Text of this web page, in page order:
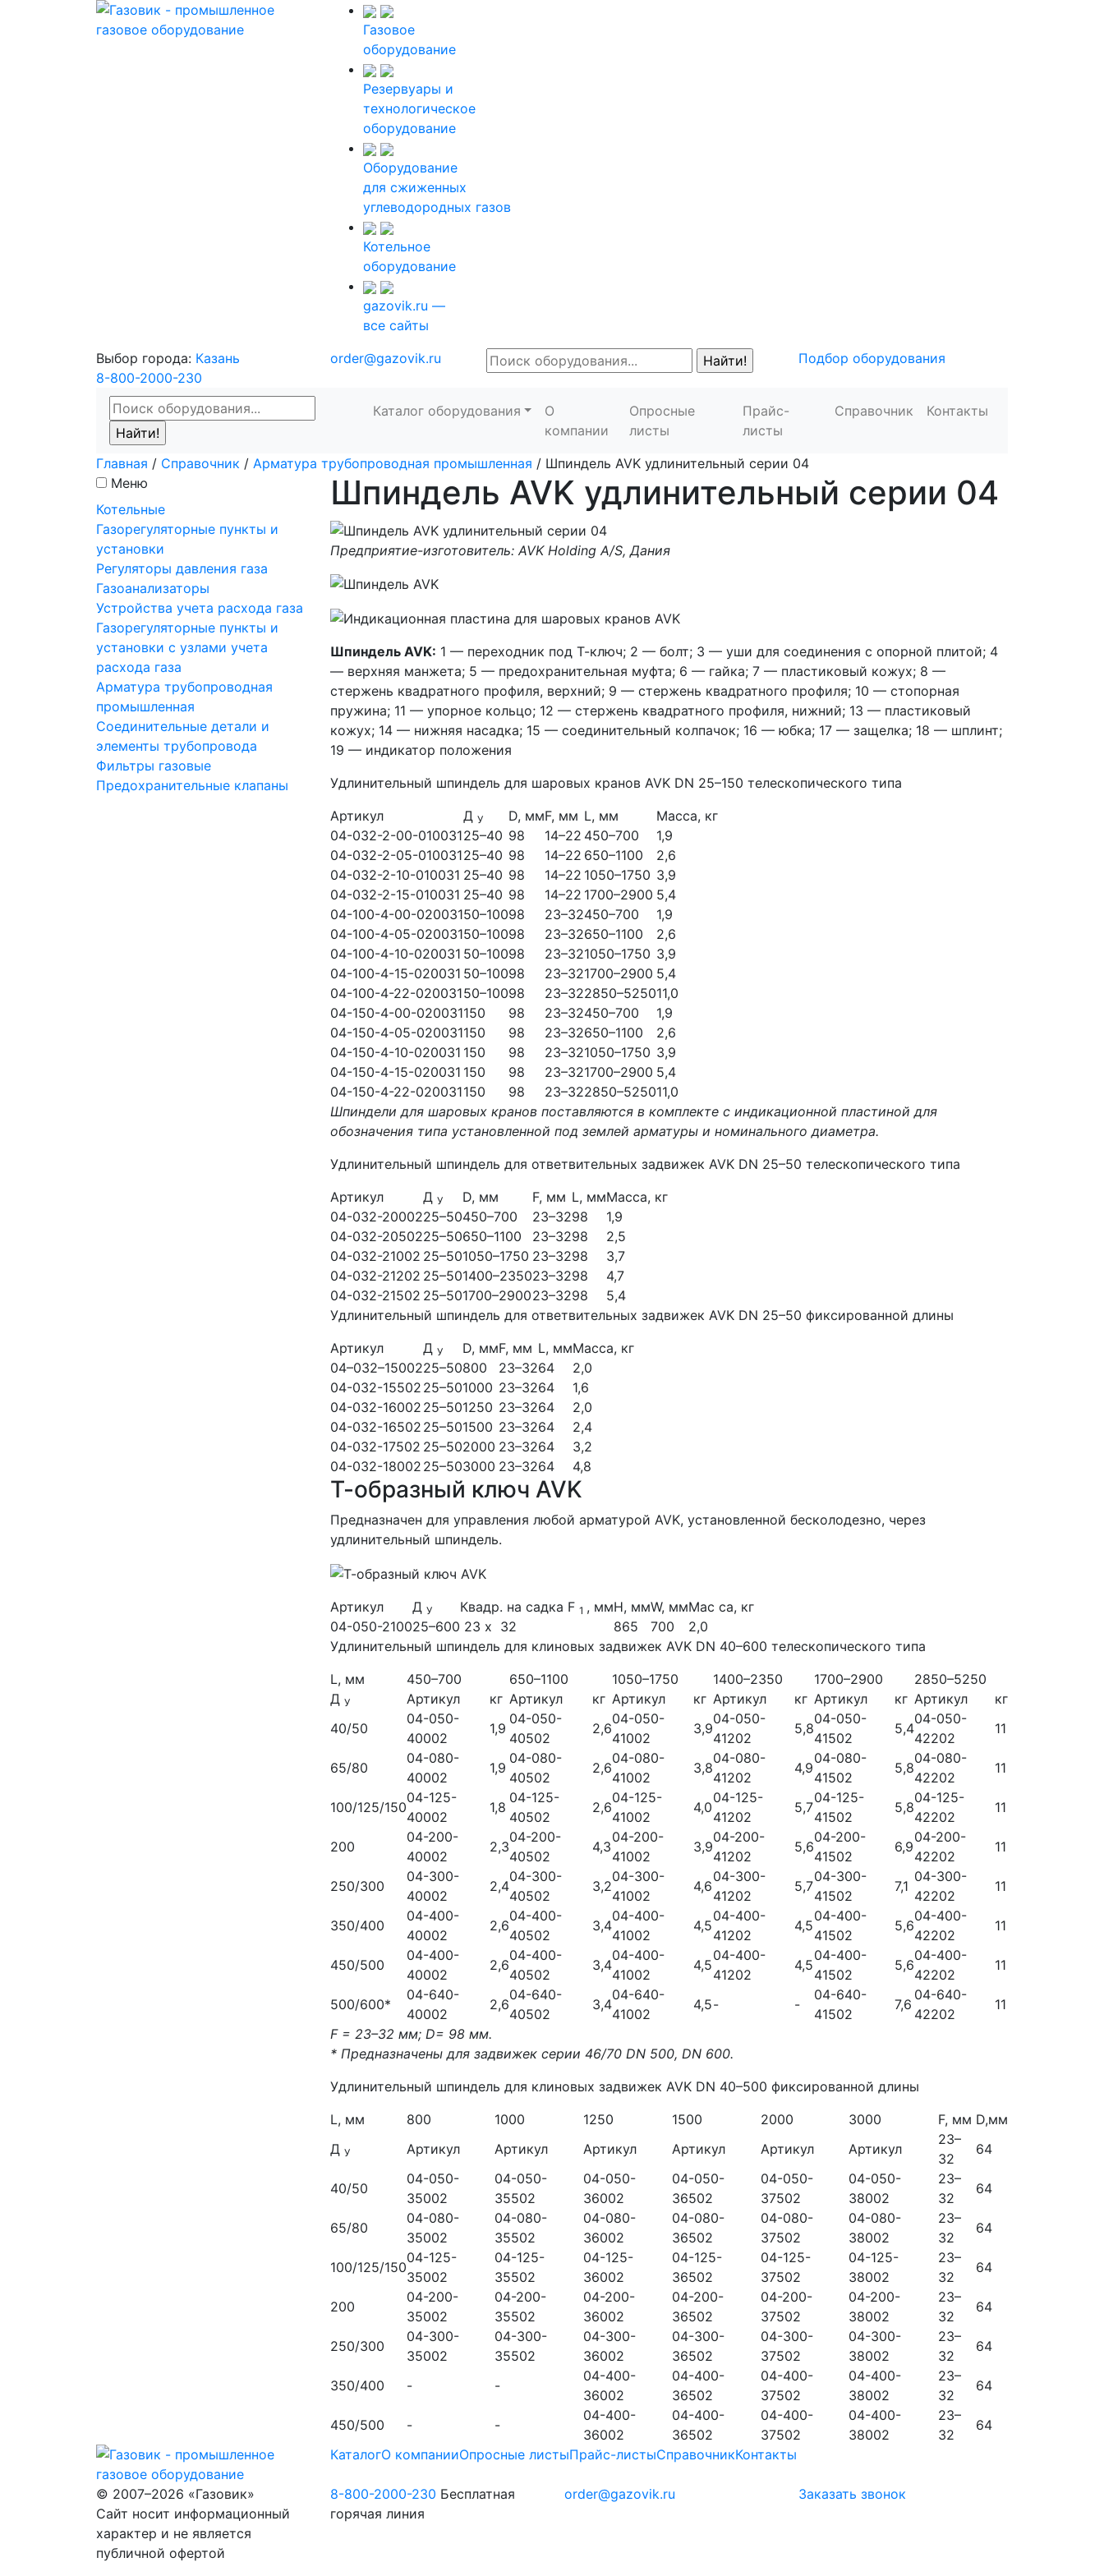
Газовое
оборудование
Резервуары и
технологическое
оборудование
Оборудование
для сжиженных
углеводородных газов
Котельное
оборудование
gazovik.ru —
все сайты
Выбор города: Казань
8-800-2000-230
order@gazovik.ru Подбор оборудования
Каталог оборудования
О
компании
Опросные
листы
Прайс-
листы
Справочник Контакты
Главная / Справочник / Арматура трубопроводная промышленная / Шпиндель AVK удлинительный серии 04
Меню
Котельные
Газорегуляторные пункты и
установки
Регуляторы давления газа
Газоанализаторы
Устройства учета расхода газа
Газорегуляторные пункты и
установки с узлами учета
расхода газа
Арматура трубопроводная
промышленная
Соединительные детали и
элементы трубопровода
Фильтры газовые
Предохранительные клапаны
Шпиндель AVK удлинительный серии 04
Предприятие-изготовитель: AVK Holding A/S, Дания
Шпиндель AVK: 1 — переходник под Т-ключ; 2 — болт; 3 — уши для соединения с опорной плитой; 4
— верхняя манжета; 5 — предохранительная муфта; 6 — гайка; 7 — пластиковый кожух; 8 —
стержень квадратного профиля, верхний; 9 — стержень квадратного профиля; 10 — стопорная
пружина; 11 — упорное кольцо; 12 — стержень квадратного профиля, нижний; 13 — пластиковый
кожух; 14 — нижняя насадка; 15 — соединительный колпачок; 16 — юбка; 17 — защелка; 18 — шплинт;
19 — индикатор положения
Удлинительный шпиндель для шаровых кранов AVK DN 25–150 телескопического типа
Артикул
Д У D, ммF, мм L, мм
Масса, кг
04-032-2-00-01003125–40 98 14–22 450–700
1,9
04-032-2-05-01003125–40 98 14–22 650–1100
2,6
04-032-2-10-010031 25–40 98 14–22 1050–1750 3,9
04-032-2-15-010031 25–40 98 14–22 1700–2900 5,4
04-100-4-00-02003150–10098 23–32450–700
1,9
04-100-4-05-02003150–10098 23–32650–1100
2,6
04-100-4-10-020031 50–10098 23–321050–1750 3,9
04-100-4-15-020031 50–10098 23–321700–2900 5,4
04-100-4-22-02003150–10098 23–322850–525011,0
04-150-4-00-020031150 98 23–32450–700
1,9
04-150-4-05-020031150 98 23–32650–1100
2,6
04-150-4-10-020031 150 98 23–321050–1750 3,9
04-150-4-15-020031 150 98 23–321700–2900 5,4
04-150-4-22-020031150 98 23–322850–525011,0
Шпиндели для шаровых кранов поставляются в комплекте с индикационной пластиной для
обозначения типа установленной под землей арматуры и номинального диаметра.
Удлинительный шпиндель для ответвительных задвижек AVK DN 25–50 телескопического типа
Артикул
Д У D, мм F, мм L, ммМасса, кг
04-032-2000225–50450–700 23–3298
1,9
04-032-2050225–50650–1100 23–3298
2,5
04-032-21002 25–501050–1750 23–3298
3,7
04-032-21202 25–501400–235023–3298
4,7
04-032-21502 25–501700–290023–3298
5,4
Удлинительный шпиндель для ответвительных задвижек AVK DN 25–50 фиксированной длины
Артикул
Д У D, ммF, мм L, ммМасса, кг
04–032–1500225–50800 23–3264
2,0
04-032-15502 25–501000 23–3264
1,6
04-032-16002 25–501250 23–3264
2,0
04-032-16502 25–501500 23–3264
2,4
04-032-17502 25–502000 23–3264
3,2
04-032-18002 25–503000 23–3264 4,8
Т-образный ключ AVK
Предназначен для управления любой арматурой AVK, установленной бесколодезно, через
удлинительный шпиндель.
Артикул Д У Квадр. на садка F 1 , ммН, ммW, ммМас са, кг
04-050-210025–600 23 x 32 865 700
2,0
Удлинительный шпиндель для клиновых задвижек AVK DN 40–600 телескопического типа
L, мм
450–700 650–1100 1050–1750 1400–2350 1700–2900
2850–5250
Д У Артикул кг Артикул кг Артикул кг Артикул кг Артикул кг Артикул
кг
40/50
04-050-
40002
1,9
04-050-
40502
2,6
04-050-
41002
3,9
04-050-
41202
5,8
04-050-
41502
5,4
04-050-
42202
11
65/80
04-080-
40002
1,9
04-080-
40502
2,6
04-080-
41002
3,8
04-080-
41202
4,9
04-080-
41502
5,8
04-080-
42202
11
100/125/150
04-125-
40002
1,8
04-125-
40502
2,6
04-125-
41002
4,0
04-125-
41202
5,7
04-125-
41502
5,8
04-125-
42202
11
200
04-200-
40002
2,3
04-200-
40502
4,3
04-200-
41002
3,9
04-200-
41202
5,6
04-200-
41502
6,9
04-200-
42202
11
250/300
04-300-
40002
2,4
04-300-
40502
3,2
04-300-
41002
4,6
04-300-
41202
5,7
04-300-
41502
7,1
04-300-
42202
11
350/400
04-400-
40002
2,6
04-400-
40502
3,4
04-400-
41002
4,5
04-400-
41202
4,5
04-400-
41502
5,6
04-400-
42202
11
450/500
04-400-
40002
2,6
04-400-
40502
3,4
04-400-
41002
4,5
04-400-
41202
4,5
04-400-
41502
5,6
04-400-
42202
11
500/600*
04-640-
40002
2,6
04-640-
40502
3,4
04-640-
41002
4,5- -
04-640-
41502
7,6
04-640-
42202
11
F = 23–32 мм; D= 98 мм.
* Предназначены для задвижек серии 46/70 DN 500, DN 600.
Удлинительный шпиндель для клиновых задвижек AVK DN 40–500 фиксированной длины
L, мм
800 1000 1250 1500 2000 3000 F, мм D,мм
Д У Артикул Артикул Артикул Артикул Артикул Артикул
23–
32
64
40/50
04-050-
35002
04-050-
35502
04-050-
36002
04-050-
36502
04-050-
37502
04-050-
38002
23–
32
64
65/80
04-080-
35002
04-080-
35502
04-080-
36002
04-080-
36502
04-080-
37502
04-080-
38002
23–
32
64
100/125/150
04-125-
35002
04-125-
35502
04-125-
36002
04-125-
36502
04-125-
37502
04-125-
38002
23–
32
64
200
04-200-
35002
04-200-
35502
04-200-
36002
04-200-
36502
04-200-
37502
04-200-
38002
23–
32
64
250/300
04-300-
35002
04-300-
35502
04-300-
36002
04-300-
36502
04-300-
37502
04-300-
38002
23–
32
64
350/400 - -
04-400-
36002
04-400-
36502
04-400-
37502
04-400-
38002
23–
32
64
450/500 - -
04-400-
36002
04-400-
36502
04-400-
37502
04-400-
38002
23–
32
64
КаталогО компанииОпросные листыПрайс-листыСправочникКонтакты
© 2007–2026 «Газовик»
Сайт носит информационный
характер и не является
публичной офертой
8-800-2000-230 Бесплатная
горячая линия
order@gazovik.ru Заказать звонок